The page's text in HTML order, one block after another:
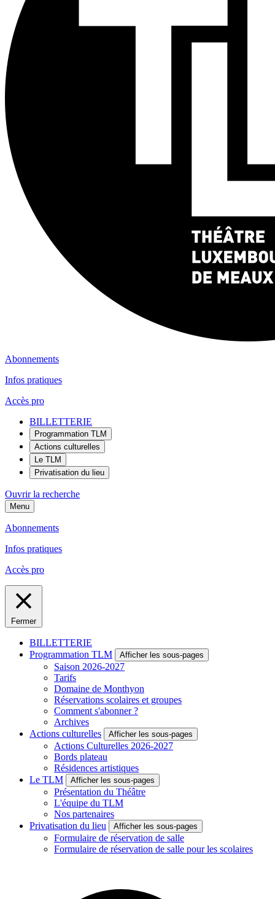
Abonnements
Infos pratiques
Accès pro
BILLETTERIE
Programmation TLM
Actions culturelles
Le TLM
Privatisation du lieu
Ouvrir la recherche
Menu
Abonnements
Infos pratiques
Accès pro
Fermer
BILLETTERIE
Programmation TLM
Afficher les sous-pages
Saison 2026-2027
Tarifs
Domaine de Monthyon
Réservations scolaires et groupes
Comment s'abonner ?
Archives
Actions culturelles
Afficher les sous-pages
Actions Culturelles 2026-2027
Bords plateau
Résidences artistiques
Le TLM
Afficher les sous-pages
Présentation du Théâtre
L'équipe du TLM
Nos partenaires
Privatisation du lieu
Afficher les sous-pages
Formulaire de réservation de salle
Formulaire de réservation de salle pour les scolaires